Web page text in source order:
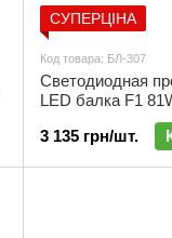
СУПЕРЦІНА
Код товара: БЛ-307
Светодиодная
LED балка F1
24V ближний
3 135 грн/шт.